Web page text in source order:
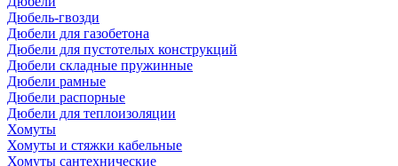
Дюбель-гвозди
Дюбели для газобетона
Дюбели для пустотелых конструкций
Дюбели складные пружинные
Дюбели рамные
Дюбели распорные
Дюбели для теплоизоляции
Хомуты
Хомуты и стяжки кабельные
Хомуты сантехнические